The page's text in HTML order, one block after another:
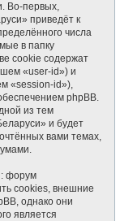
Во-первых,
приведёт к
числа
в папку
cookie содержат
«user-id») и
«session-id»),
phpBB.
из тем
и будет
вами темах,
: форум
cookies, внешние
однако они
является